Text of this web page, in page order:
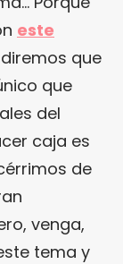
este
que
que
del
caja es
de
venga,
tema y